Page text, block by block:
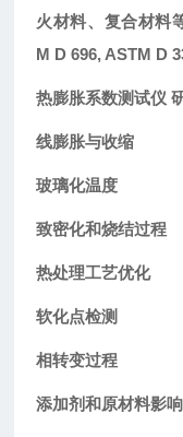
火材料、复合材料
M D 696, ASTM D
热膨胀系数测试仪
线膨胀与收缩
玻璃化温度
致密化和烧结过程
热处理工艺优化
软化点检测
相转变过程
添加剂和原材料影响